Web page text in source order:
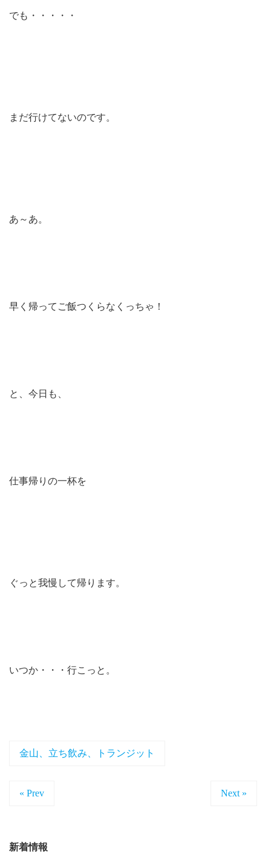
でも・・・・・
まだ行けてないのです。
あ～あ。
早く帰ってご飯つくらなくっちゃ！
と、今日も、
仕事帰りの一杯を
ぐっと我慢して帰ります。
いつか・・・行こっと。
金山、立ち飲み、トランジット
« Prev Next »
新着情報